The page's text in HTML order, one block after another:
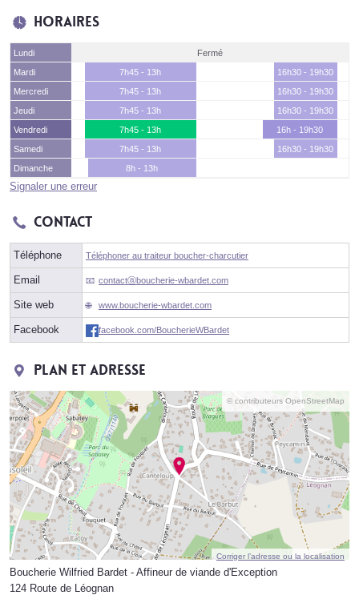
Horaires
Lundi
Fermé
Mardi
7h45 - 13h
16h30 - 19h30
Mercredi
7h45 - 13h
16h30 - 19h30
Jeudi
7h45 - 13h
16h30 - 19h30
Vendredi
7h45 - 13h
16h - 19h30
Samedi
7h45 - 13h
16h30 - 19h30
Dimanche
8h - 13h
Signaler une erreur
Contact
Téléphone Téléphoner au traiteur boucher-charcutier
Email contactⓐboucherie-wbardet.com
Site web www.boucherie-wbardet.com
Facebook facebook.com/BoucherieWBardet
Plan et adresse
© contributeurs OpenStreetMap
Corriger l’adresse ou la localisation
Boucherie Wilfried Bardet - Affineur de viande d'Exception
124 Route de Léognan